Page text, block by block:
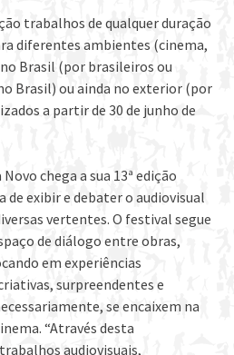
trabalhos de qualquer duração
diferentes ambientes (cinema,
Brasil (por brasileiros ou
Brasil) ou ainda no exterior (por
a partir de 30 de junho de
chega a sua 13ª edição
de exibir e debater o audiovisual
vertentes. O festival segue
de diálogo entre obras,
em experiências
surpreendentes e
se encaixem na
“Através desta
audiovisuais,